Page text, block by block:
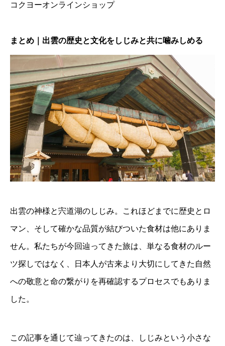
コクヨーオンラインショップ
まとめ｜出雲の歴史と文化をしじみと共に噛みしめる
出雲の神様と宍道湖のしじみ。これほどまでに歴史とロ
マン、そして確かな品質が結びついた食材は他にありま
せん。私たちが今回辿ってきた旅は、単なる食材のルー
ツ探しではなく、日本人が古来より大切にしてきた自然
への敬意と命の繋がりを再確認するプロセスでもありま
した。
この記事を通じて辿ってきたのは、しじみという小さな